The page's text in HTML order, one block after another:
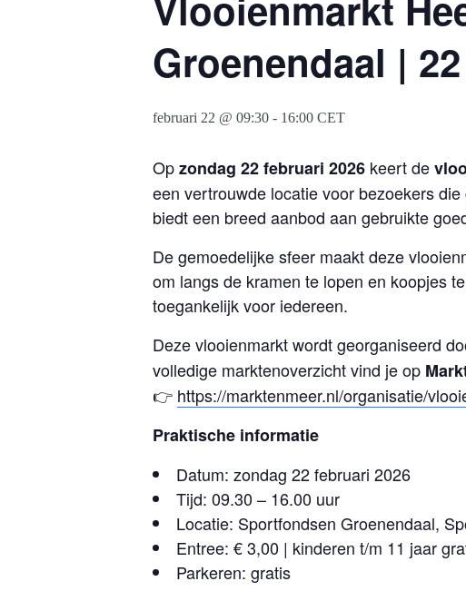
Groenendaal |
februari 22 @ 09:30 - 16:00 CET
Opzondag 22 februari 2026 keert de
een vertrouwde locatie voor bezoekers
biedt een breed aanbod aan gebruikte
De gemoedelijke sfeer maakt deze
om langs de kramen te lopen en koopjes
toegankelijk voor iedereen.
Deze vlooienmarkt wordt georganiseerd
volledige marktenoverzicht vind je op
👉 https://marktenmeer.nl/organisatie/
Praktische informatie
Datum: zondag 22 februari 2026
Tijd: 09.30 – 16.00 uur
Locatie: Sportfondsen Groenendaal,
Entree: € 3,00 | kinderen t/m 11 jaar
Parkeren: gratis